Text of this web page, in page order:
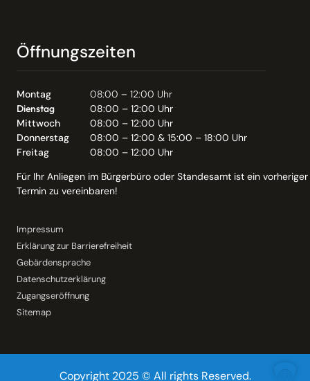
Öffnungszeiten
Montag
08:00 – 12:00 Uhr
Dienstag
08:00 – 12:00 Uhr
Mittwoch
08:00 – 12:00 Uhr
Donnerstag
08:00 – 12:00 & 15:00 – 18:00 Uhr
Freitag
08:00 – 12:00 Uhr
Für Ihr Anliegen im Bürgerbüro oder Standesamt ist ein vorheriger
Termin zu vereinbaren!
Impressum
Erklärung zur Barrierefreiheit
Gebärdensprache
Datenschutzerklärung
Zugangseröffnung
Sitemap
Copyright 2025 © All rights Reserved.